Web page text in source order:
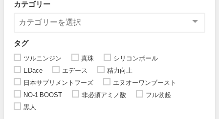
カテゴリー
タグ
ツルニンジン 真珠
シリコンボール
EDace
エデース
精力向上
日本サプリメントフーズ
エヌオーワンブースト
NO-1 BOOST
非必須アミノ酸
フル勃起
黒人